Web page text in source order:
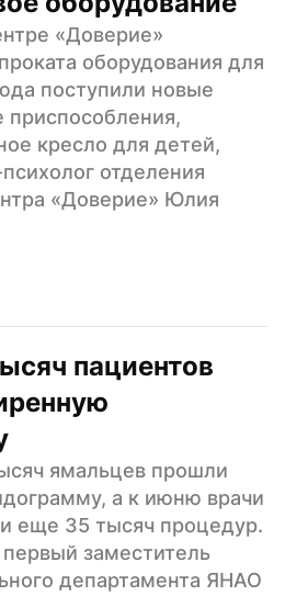
«Доверие»
оборудования для
поступили новые
приспособления,
кресло для детей,
отделения
«Доверие» Юлия
пациентов
ямальцев прошли
а к июню врачи
еще 35 тысяч процедур.
заместитель
департамента ЯНАО